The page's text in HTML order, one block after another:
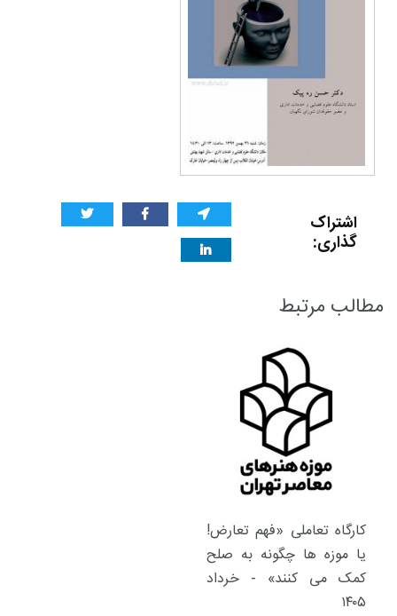
اشتراک
گذاری:
مطالب مرتبط
کارگاه تعاملی «فهم تعارض!
یا موزه ها چگونه به صلح
کمک می کنند» - خرداد
۱۴۰۵